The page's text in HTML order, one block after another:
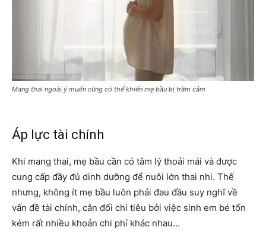
Mang thai ngoài ý muốn cũng có thể khiến mẹ bầu bị trầm cảm
Áp lực tài chính
Khi mang thai, mẹ bầu cần có tâm lý thoải mái và được
cung cấp đầy đủ dinh dưỡng để nuôi lớn thai nhi. Thế
nhưng, không ít mẹ bầu luôn phải đau đầu suy nghĩ về
vấn đề tài chính, cân đối chi tiêu bởi việc sinh em bé tốn
kém rất nhiều khoản chi phí khác nhau…